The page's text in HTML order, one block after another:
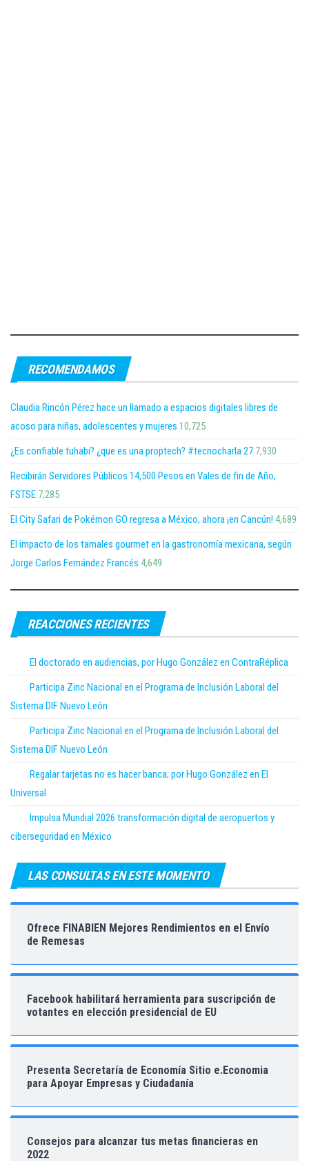
RECOMENDAMOS
Claudia Rincón Pérez hace un llamado a espacios digitales libres de
acoso para niñas, adolescentes y mujeres 10,725
¿Es confiable tuhabi? ¿que es una proptech? #tecnocharla 27 7,930
Recibirán Servidores Públicos 14,500 Pesos en Vales de fin de Año,
FSTSE 7,285
El City Safari de Pokémon GO regresa a México, ahora ¡en Cancún! 4,689
El impacto de los tamales gourmet en la gastronomía mexicana, según
Jorge Carlos Fernández Francés 4,649
REACCIONES RECIENTES
El doctorado en audiencias, por Hugo González en ContraRéplica
Participa Zinc Nacional en el Programa de Inclusión Laboral del
Sistema DIF Nuevo León
Participa Zinc Nacional en el Programa de Inclusión Laboral del
Sistema DIF Nuevo León
Regalar tarjetas no es hacer banca; por Hugo González en El
Universal
Impulsa Mundial 2026 transformación digital de aeropuertos y
ciberseguridad en México
LAS CONSULTAS EN ESTE MOMENTO
Ofrece FINABIEN Mejores Rendimientos en el Envío
de Remesas
Facebook habilitará herramienta para suscripción de
votantes en elección presidencial de EU
Presenta Secretaría de Economía Sitio e.Economia
para Apoyar Empresas y Ciudadanía
Consejos para alcanzar tus metas financieras en
2022